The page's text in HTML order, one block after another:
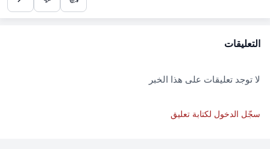
التعليقات
لا توجد تعليقات على هذا الخبر
سجّل الدخول لكتابة تعليق